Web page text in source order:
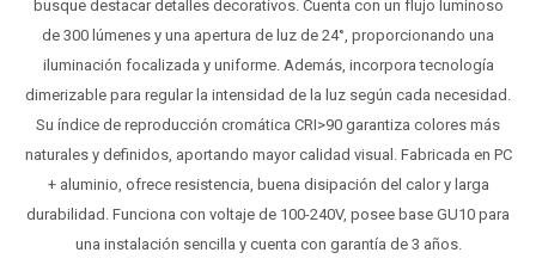
busque destacar detalles decorativos. Cuenta con un flujo luminoso
de 300 lúmenes y una apertura de luz de 24°, proporcionando una
iluminación focalizada y uniforme. Además, incorpora tecnología
dimerizable para regular la intensidad de la luz según cada necesidad.
Su índice de reproducción cromática CRI>90 garantiza colores más
naturales y definidos, aportando mayor calidad visual. Fabricada en PC
+ aluminio, ofrece resistencia, buena disipación del calor y larga
durabilidad. Funciona con voltaje de 100-240V, posee base GU10 para
una instalación sencilla y cuenta con garantía de 3 años.